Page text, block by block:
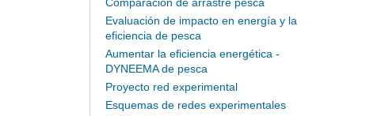
Evaluación de impacto en energía y la
eficiencia de pesca
Aumentar la eficiencia energética -
DYNEEMA de pesca
Proyecto red experimental
Esquemas de redes experimentales